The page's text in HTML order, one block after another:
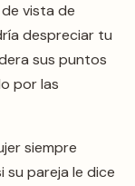
vista de
despreciar tu
sus puntos
por las
siempre
su pareja le dice